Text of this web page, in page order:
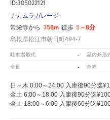
ID:305022121
ナカムラガレージ
常栄寺から 358m 徒歩 5～8分
島根県松江市朝日町494-7
駐車場形式 - 屋内外形
全長 - 全幅
日～木 0:00～24:00 入庫後90分迄
金土 6:00～18:00 入庫後90分迄
金土 18:00～6:00 入庫後60分迄